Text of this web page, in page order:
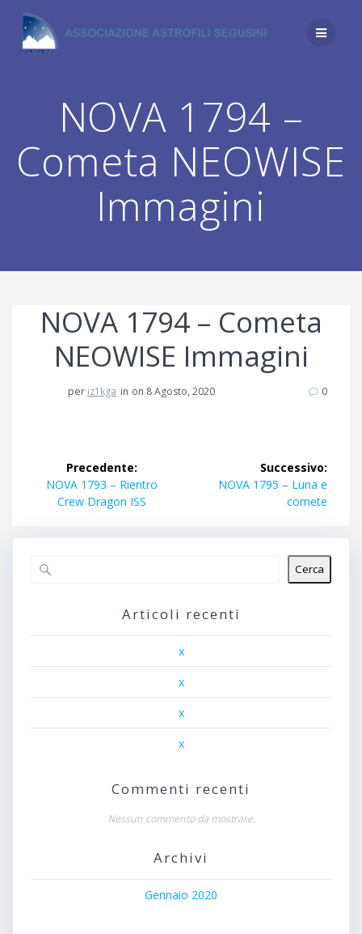
contenuto
NOVA 1794 –
Cometa NEOWISE
Immagini
NOVA 1794 – Cometa
NEOWISE Immagini
per iz1kga in on 8 Agosto, 2020 0
Navigazione
articoli
Precedente:
Articolo
precedente:
NOVA 1793 – Rientro
Crew Dragon ISS
Successivo:
Articolo
NOVA 1795 – Luna e
comete
Cerca
Articoli recenti
x
x
x
x
Commenti recenti
Nessun commento da mostrare.
Archivi
Gennaio 2020